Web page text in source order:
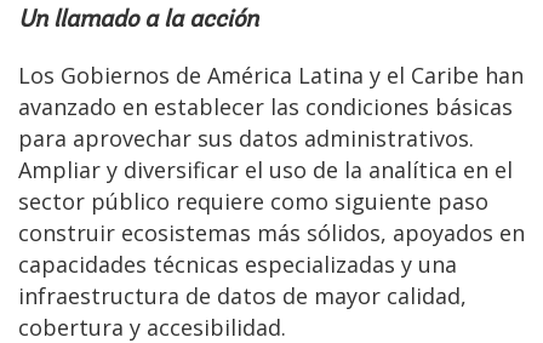
Un llamado a la acción
Los Gobiernos de América Latina y el Caribe han
avanzado en establecer las condiciones básicas
para aprovechar sus datos administrativos.
Ampliar y diversificar el uso de la analítica en el
sector público requiere como siguiente paso
construir ecosistemas más sólidos, apoyados en
capacidades técnicas especializadas y una
infraestructura de datos de mayor calidad,
cobertura y accesibilidad.